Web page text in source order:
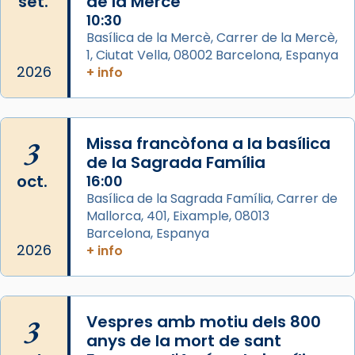
diablesses amb música i ball propis. Festa
gran a Mataró.
«Si vols saber què és calor, ves per les
Share
Arquebisbat de Barcelona
2 weeks ago
Jaume, fill de Zebedeu, és juntament amb el
seu germà Joan i Pere un dels que
acompanyava més de prop Jesús.
Herodes Agripa (vers l'any 44).
2026
10:30
Basílica de la Mercè, Carrer de la Mercè,
1, Ciutat Vella, 08002 Barcelona, Espanya
+ info
3
oct.
2026
Missa francòfona a la basílica
de la Sagrada Família
16:00
Basílica de la Sagrada Família, Carrer de
Mallorca, 401, Eixample, 08013
Barcelona, Espanya
+ info
3
Vespres amb motiu dels 800
anys de la mort de sant